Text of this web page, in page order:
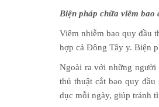
Biện pháp chữa viêm bao
Viêm nhiễm bao quy đầu
hợp cả Đông Tây y. Biện
Ngoài ra với những
thủ thuật cắt bao quy
dục mỗi ngày, giúp tránh